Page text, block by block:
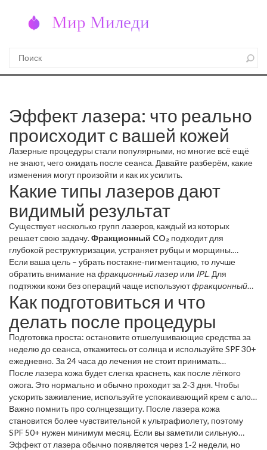
Эффект лазера: что реально
происходит с вашей кожей
Лазерные процедуры стали популярными, но многие всё ещё
не знают, чего ожидать после сеанса. Давайте разберём, какие
изменения могут произойти и как их усилить.
Какие типы лазеров дают
видимый результат
Существует несколько групп лазеров, каждый из которых
решает свою задачу.Фракционный CO₂ подходит для
глубокой реструктуризации, устраняет рубцы и морщины.
Эрбиевый (Er:YAG)менее агрессивен и часто выбирают для
омоложения без сильного покраснения.Эксим (IPL) работает
как световой фотон, помогает избавиться от пигментных пятен
и сосудистых образований.
Если ваша цель – убрать постакне‑пигментацию, то лучше
обратить внимание на фракционный лазер или IPL. Для
подтяжки кожи без операций чаще используютфракционный
CO₂илиRF‑лазер. Выбор зависит от типа вашей кожи, проблем
и желаемого срока восстановления.
Как подготовиться и что
делать после процедуры
Подготовка проста: остановите отшелушивающие средства за
неделю до сеанса, откажитесь от солнца и используйте SPF 30+
ежедневно. За 24 часа до лечения не стоит принимать
антикоагулянты (аспирин, ибупрофен) – они могут увеличить
кровотечение.
После лазера кожа будет слегка краснеть, как после лёгкого
ожога. Это нормально и обычно проходит за 2‑3 дня. Чтобы
ускорить заживление, используйте успокаивающий крем с алоэ
или пантенолом. Не трогайте поражённые участки, а если
появляются волдыри, оставьте их в покое – они сами
рассосутся.
Важно помнить про солнцезащиту. После лазера кожа
становится более чувствительной к ультрафиолету, поэтому
SPF 50+ нужен минимум месяц. Если вы заметили сильную
боль, отёк или гной, обратитесь к специалисту – иногда
Эффект от лазера обычно появляется через 1‑2 недели, но